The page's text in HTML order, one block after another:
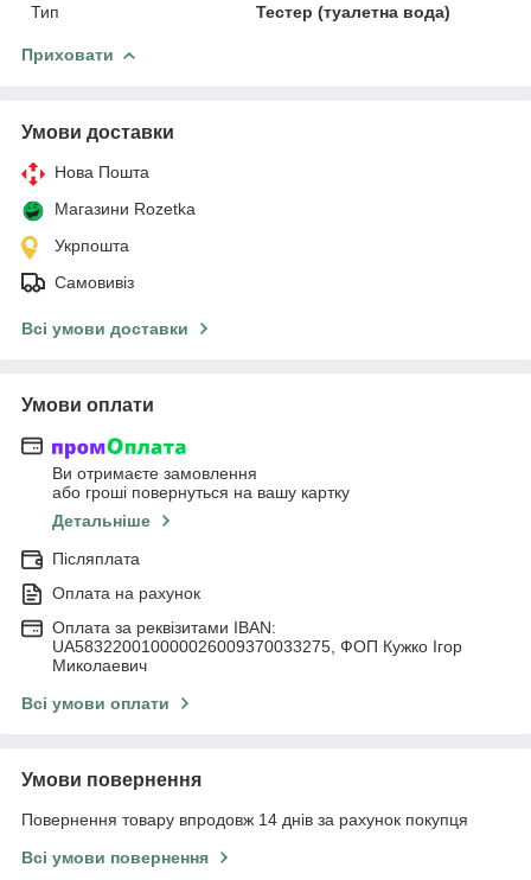
Тип
Тестер (туалетна вода)
Приховати
Умови доставки
Нова Пошта
Магазини Rozetka
Укрпошта
Самовивіз
Всі умови доставки
Умови оплати
Ви отримаєте замовлення
або гроші повернуться на вашу картку
Детальніше
Післяплата
Оплата на рахунок
Оплата за реквізитами IBAN:
UA583220010000026009370033275, ФОП Кужко Ігор
Миколаевич
Всі умови оплати
Умови повернення
Повернення товару впродовж 14 днів за рахунок покупця
Всі умови повернення